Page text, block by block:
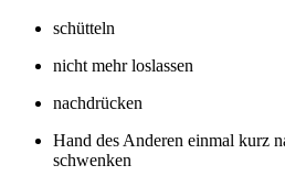
schütteln
nicht mehr loslassen
nachdrücken
Hand des Anderen einmal kurz
schwenken